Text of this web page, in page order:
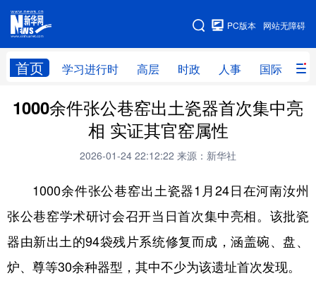
网站无障碍
PC版本
首页 学习进行时 高层 时政 人事 国际 财
网站地图
学习进行时 高层 时政 人事
财经 网评
全球连线
科技 科创 量子 体育
文化 书画 健康 军事
1000余件张公巷窑出土瓷器首次集中亮
相 实证其官窑属性
2026-01-24 22:12:22 来源：新华社
1000余件张公巷窑出土瓷器1月24日在河南汝州
张公巷窑学术研讨会召开当日首次集中亮相。该批瓷
器由新出土的94袋残片系统修复而成，涵盖碗、盘、
炉、尊等30余种器型，其中不少为该遗址首次发现。